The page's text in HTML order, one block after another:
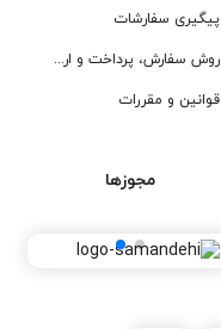
پیگیری سفارشات
روش سفارش، پرداخت و ارسال
قوانین و مقررات
مجوزها